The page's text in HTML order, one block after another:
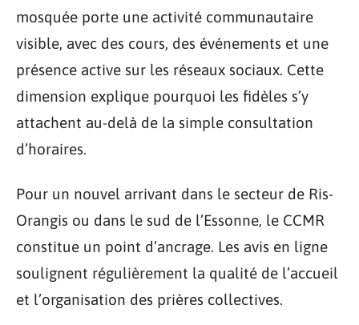
mosquée porte une activité communautaire
visible, avec des cours, des événements et une
présence active sur les réseaux sociaux. Cette
dimension explique pourquoi les fidèles s’y
attachent au-delà de la simple consultation
d’horaires.
Pour un nouvel arrivant dans le secteur de Ris-
Orangis ou dans le sud de l’Essonne, le CCMR
constitue un point d’ancrage. Les avis en ligne
soulignent régulièrement la qualité de l’accueil
et l’organisation des prières collectives.